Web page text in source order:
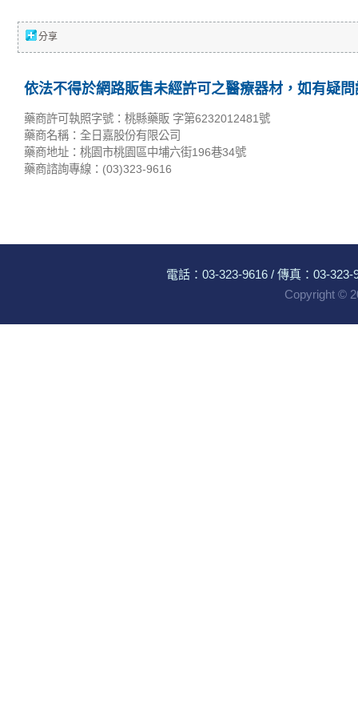
分享
依法不得於網路販售未經許可之醫療器材，如有疑
藥商許可執照字號：桃縣藥販 字第6232012481號
藥商名稱：全日嘉股份有限公司
藥商地址：桃園市桃園區中埔六街196巷34號
藥商諮詢專線：(03)323-9616
電話： 03-323-9616 / 傳真：03-323-
Copyright ©